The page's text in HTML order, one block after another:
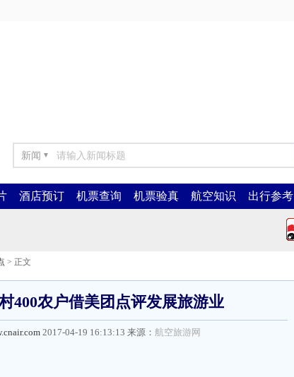
新闻 ▼
酒店预订 机票查询 机票验真 航空知识 出行参考
> 正文
400农户借美团点评发展旅游业
2017-04-19 16:13:13 来源： 航空旅游网